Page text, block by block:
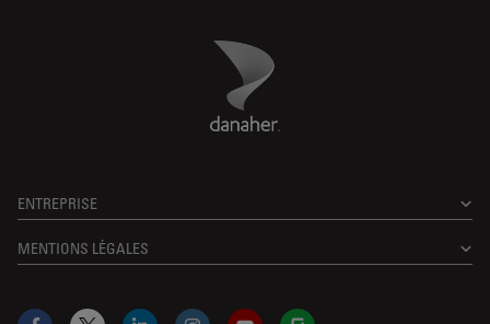
Danaher Logo
ENTREPRISE
MENTIONS LÉGALES